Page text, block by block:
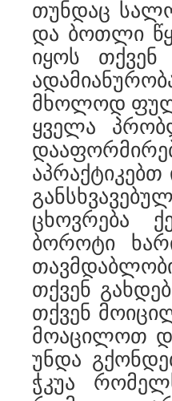
თუნდაც
და ბოთლი
იყოს
მხოლოდ
ყველა
ცხოვრება
ბოროტი
თქვენ
თქვენ
მოაცილოთ
უნდა
ჭკუა